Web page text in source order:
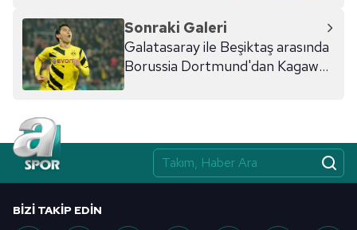
Sonraki Galeri
Galatasaray ile Beşiktaş arasında
Borussia Dortmund'dan Kagawa
BIZI TAKIP EDIN